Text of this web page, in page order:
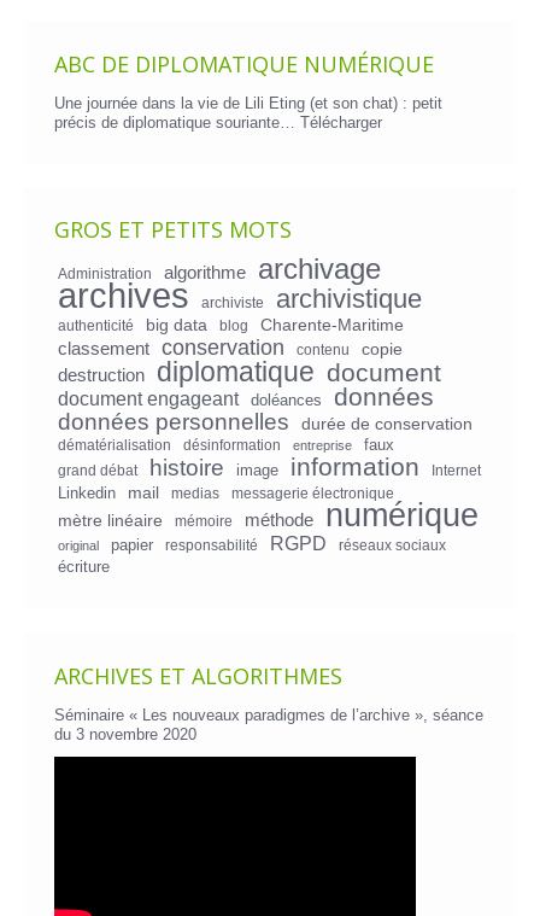
ABC DE DIPLOMATIQUE NUMÉRIQUE
Une journée dans la vie de Lili Eting (et son chat) : petit
précis de diplomatique souriante… Télécharger
GROS ET PETITS MOTS
Administration algorithme archivage
archives archiviste archivistique
authenticité big data blog
Charente-Maritime
classement
conservation contenu
copie
destruction
diplomatique document
document engageant doléances données
données personnelles durée de conservation
dématérialisation désinformation entreprise faux
grand débat histoire image information Internet
Linkedin mail medias messagerie électronique
mètre linéaire mémoire méthode numérique
original papier responsabilité RGPD réseaux sociaux
écriture
ARCHIVES ET ALGORITHMES
Séminaire « Les nouveaux paradigmes de l’archive », séance
du 3 novembre 2020